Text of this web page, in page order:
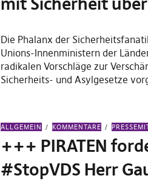
Die Phalanx der
Unions-Innenministern der
radikalen Vorschläge zur
Sicherheits- und Asylgesetze
ALLGEMEIN KOMMENTARE
+++ PIRATEN
#StopVDS Herr